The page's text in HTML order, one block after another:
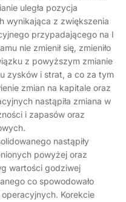
uległa pozycja
wynikająca z zwiększenia
przypadającego na I
nie zmienił się, zmieniło
z powyższym zmianie
zysków i strat, a co za tym
zmian na kapitale oraz
nastąpiła zmiana w
i zapasów oraz
nastąpiły
powyżej oraz
wartości godziwej
co spowodowało
Korekcie